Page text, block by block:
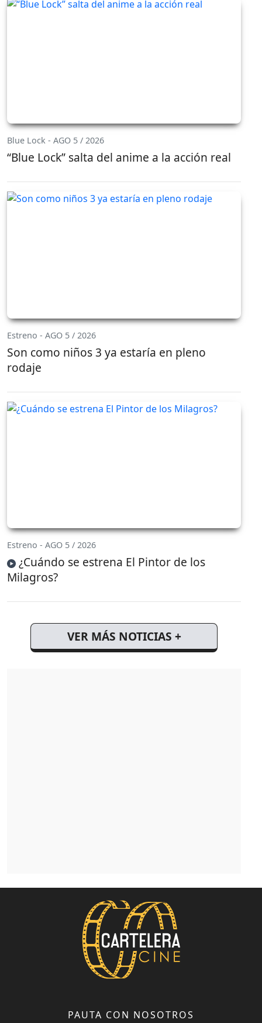
Blue Lock - AGO 5 / 2026
“Blue Lock” salta del anime a la acción real
Estreno - AGO 5 / 2026
Son como niños 3 ya estaría en pleno
rodaje
Estreno - AGO 5 / 2026
¿Cuándo se estrena El Pintor de los
Milagros?
VER MÁS NOTICIAS +
PAUTA CON NOSOTROS